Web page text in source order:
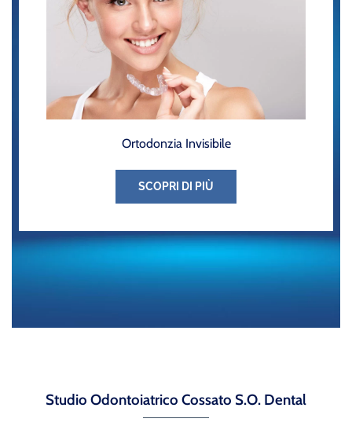
Ortodonzia Invisibile
SCOPRI DI PIÙ
Studio Odontoiatrico Cossato S.O. Dental